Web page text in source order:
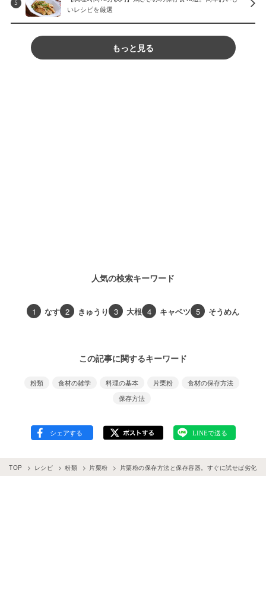
5
いレシピを厳選
もっと見る
人気の検索キーワード
1 なす 2 きゅうり 3 大根 4 キャベツ 5 そうめん
この記事に関するキーワード
粉類 食材の雑学 料理の基本 片栗粉
食材の保存方法
保存方法
TOP レシピ 粉類 片栗粉 片栗粉の保存方法と保存容器。すぐに試せば劣化せ